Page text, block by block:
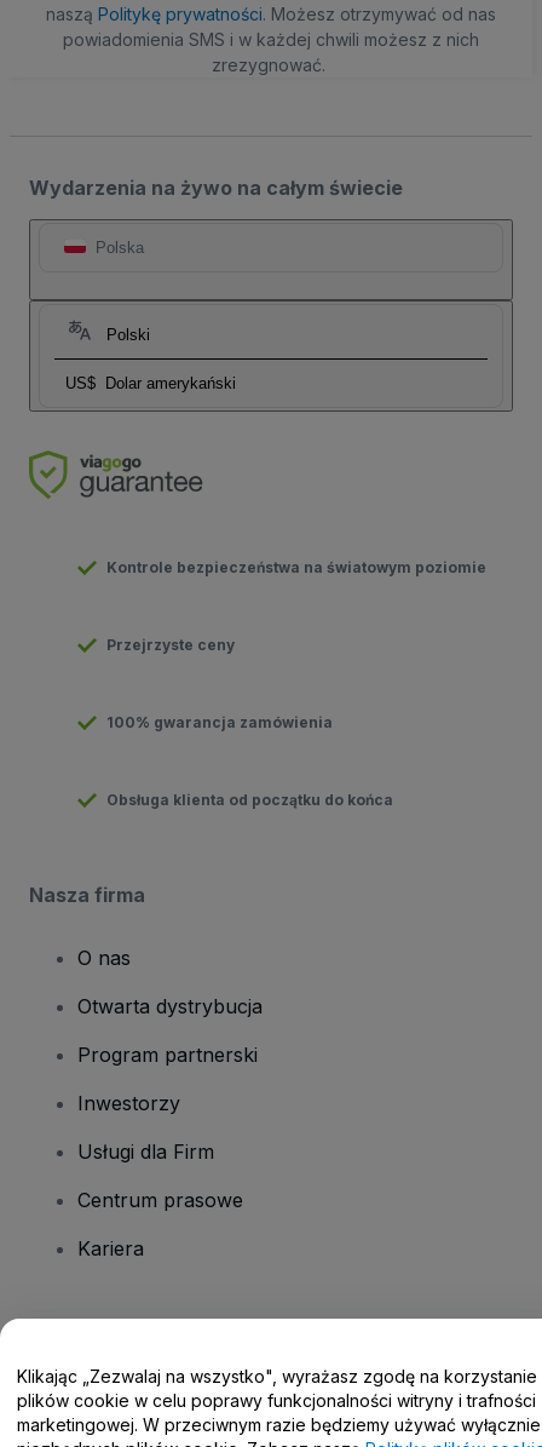
naszą Politykę prywatności. Możesz otrzymywać od nas
powiadomienia SMS i w każdej chwili możesz z nich
zrezygnować.
Wydarzenia na żywo na całym świecie
Polska
Polski
US$ Dolar amerykański
Kontrole bezpieczeństwa na światowym poziomie
Przejrzyste ceny
100% gwarancja zamówienia
Obsługa klienta od początku do końca
Nasza firma
O nas
Otwarta dystrybucja
Program partnerski
Inwestorzy
Usługi dla Firm
Centrum prasowe
Kariera
Centrum pomocy / Skontaktuj się z nami
Klikając „Zezwalaj na wszystko", wyrażasz zgodę na korzystanie
plików cookie w celu poprawy funkcjonalności witryny i trafności
marketingowej. W przeciwnym razie będziemy używać wyłącznie